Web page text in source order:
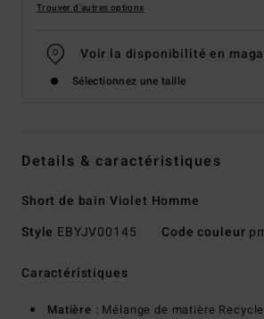
Trouver d'autres options
Voir la disponibilité en
Sélectionnez une taille
Details & caractéristiques
Short de bain Violet Homme
Style EBYJV00145 Code couleur
Caractéristiques
Matière : Mélange de matière